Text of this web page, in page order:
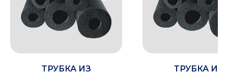
ТРУБКА ИЗ
ТРУБКА ИЗ